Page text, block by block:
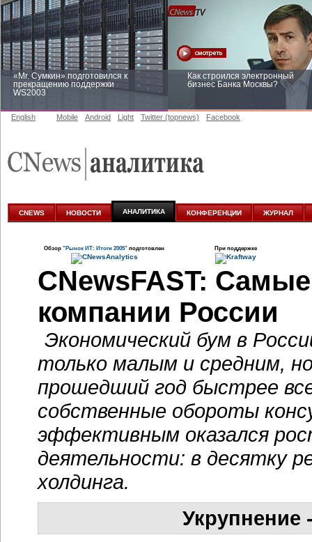
«Mr. Сумкин» подготовился к
прекращению поддержки
WS2003
Как строился электронный
бизнес Банка Москвы?
аналитике
English Mobile Android Light Twitter (topnews) Facebook
CNEWS НОВОСТИ АНАЛИТИКА КОНФЕРЕНЦИИ ЖУРНАЛ
Обзор "Рынок ИТ: Итоги 2005" подготовлен При поддержке
CNewsFAST:
компании России
Экономический бум в
только малым и средним,
прошедший год быстрее
собственные обороты
эффективным оказался
деятельности: в десятку
холдинга.
Укрупнение